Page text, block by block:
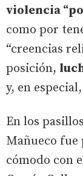
violencia
como por
“creencias
posición,
y, en
En los
Mañueco fue
cómodo con